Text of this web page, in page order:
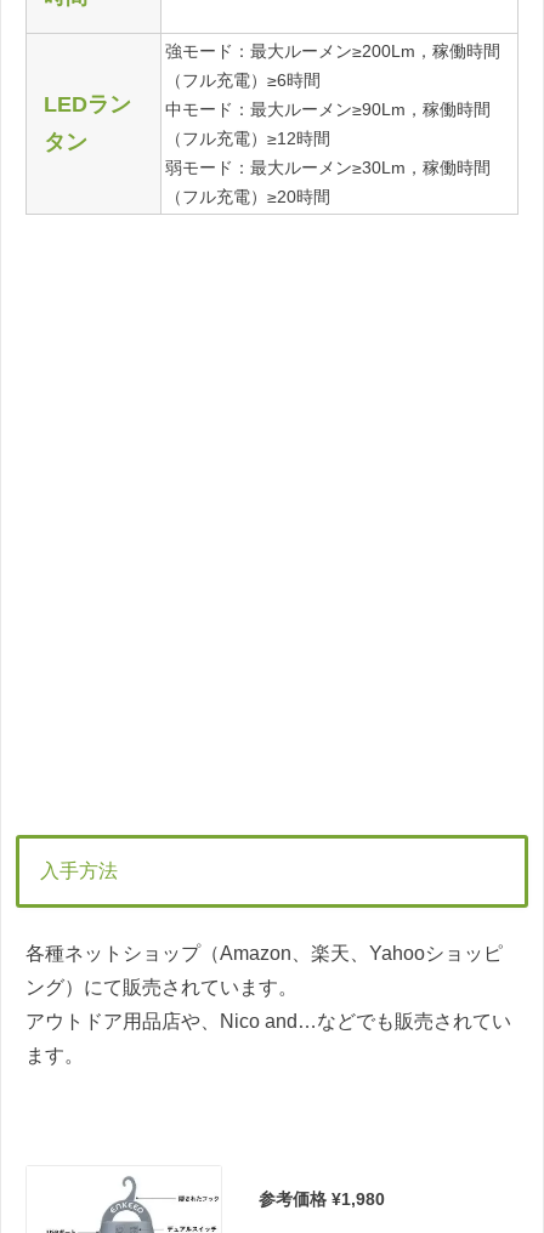
LEDラン
タン
強モード：最大ルーメン≥200Lm，稼働時間
（フル充電）≥6時間
中モード：最大ルーメン≥90Lm，稼働時間
（フル充電）≥12時間
弱モード：最大ルーメン≥30Lm，稼働時間
（フル充電）≥20時間
入手方法
各種ネットショップ（Amazon、楽天、Yahooショッピ
ング）にて販売されています。
アウトドア用品店や、Nico and…などでも販売されてい
ます。
参考価格 ¥1,980